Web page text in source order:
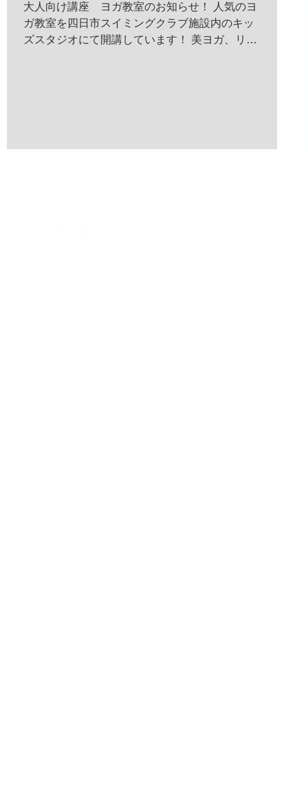
大人向け講座 ヨガ教室のお知らせ！ 人気のヨ
ガ教室を四日市スイミングクラブ施設内のキッ
ズスタジオにて開講しています！ 美ヨガ、リラ